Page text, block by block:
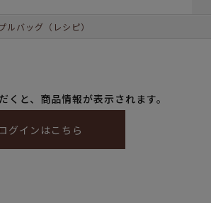
ルバッグ（レシピ）
くと、商品情報が表示されます。
グインはこちら